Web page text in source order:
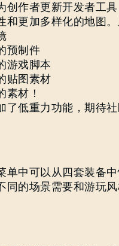
创作者更新开发者工
和更加多样化的地图
预制件
游戏脚本
贴图素材
素材！
了低重力功能，期待
单中可以从四套装备
同的场景需要和游玩风
电子